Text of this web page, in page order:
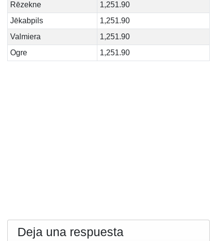
Rēzekne
1,251.90
Jēkabpils
1,251.90
Valmiera
1,251.90
Ogre
1,251.90
Deja una respuesta